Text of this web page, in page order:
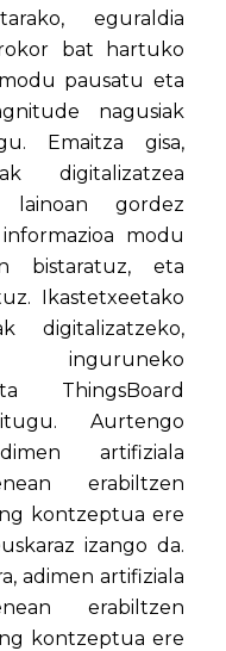
eguraldia
bat hartuko
pausatu eta
nagusiak
Emaitza gisa,
digitalizatzea
gordez
modu
bistaratuz, eta
Ikastetxeetako
digitalizatzeko,
inguruneko
ThingsBoard
Aurtengo
artifiziala
erabiltzen
kontzeptua ere
izango da.
adimen artifiziala
erabiltzen
kontzeptua ere